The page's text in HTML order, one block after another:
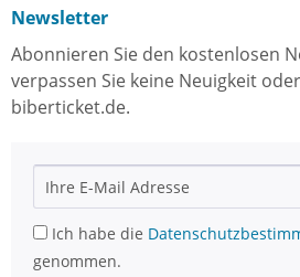
Newsletter
Abonnieren Sie den kostenlosen
verpassen Sie keine Neuigkeit
biberticket.de.
Ich habe die
genommen.